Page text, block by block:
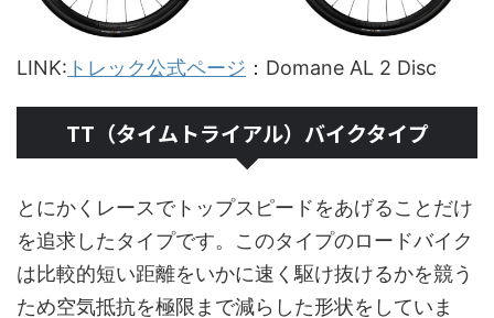
LINK: トレック公式ページ ：Domane AL 2 Disc
TT（タイムトライアル）バイクタイプ
とにかくレースでトップスピードをあげることだけ
を追求したタイプです。このタイプのロードバイク
は比較的短い距離をいかに速く駆け抜けるかを競う
ため空気抵抗を極限まで減らした形状をしていま